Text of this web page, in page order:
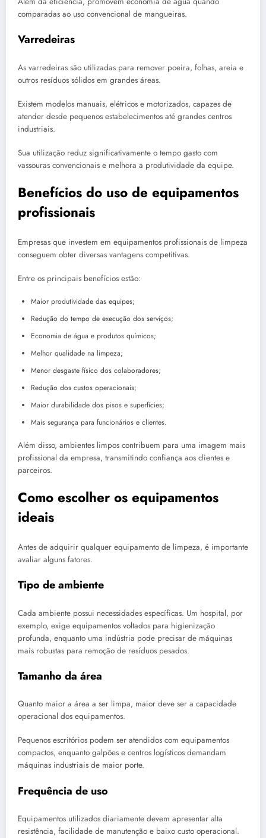
comparadas ao uso convencional de mangueiras.
Varredeiras
As varredeiras são utilizadas para remover poeira, folhas, areia e
outros resíduos sólidos em grandes áreas.
Existem modelos manuais, elétricos e motorizados, capazes de
atender desde pequenos estabelecimentos até grandes centros
industriais.
Sua utilização reduz significativamente o tempo gasto com
vassouras convencionais e melhora a produtividade da equipe.
Benefícios do uso de equipamentos
profissionais
Empresas que investem em equipamentos profissionais de limpeza
conseguem obter diversas vantagens competitivas.
Entre os principais benefícios estão:
Maior produtividade das equipes;
Redução do tempo de execução dos serviços;
Economia de água e produtos químicos;
Melhor qualidade na limpeza;
Menor desgaste físico dos colaboradores;
Redução dos custos operacionais;
Maior durabilidade dos pisos e superfícies;
Mais segurança para funcionários e clientes.
Além disso, ambientes limpos contribuem para uma imagem mais
profissional da empresa, transmitindo confiança aos clientes e
parceiros.
Como escolher os equipamentos
ideais
Antes de adquirir qualquer equipamento de limpeza, é importante
avaliar alguns fatores.
Tipo de ambiente
Cada ambiente possui necessidades específicas. Um hospital, por
exemplo, exige equipamentos voltados para higienização
profunda, enquanto uma indústria pode precisar de máquinas
mais robustas para remoção de resíduos pesados.
Tamanho da área
Quanto maior a área a ser limpa, maior deve ser a capacidade
operacional dos equipamentos.
Pequenos escritórios podem ser atendidos com equipamentos
compactos, enquanto galpões e centros logísticos demandam
máquinas industriais de maior porte.
Frequência de uso
Equipamentos utilizados diariamente devem apresentar alta
resistência, facilidade de manutenção e baixo custo operacional.